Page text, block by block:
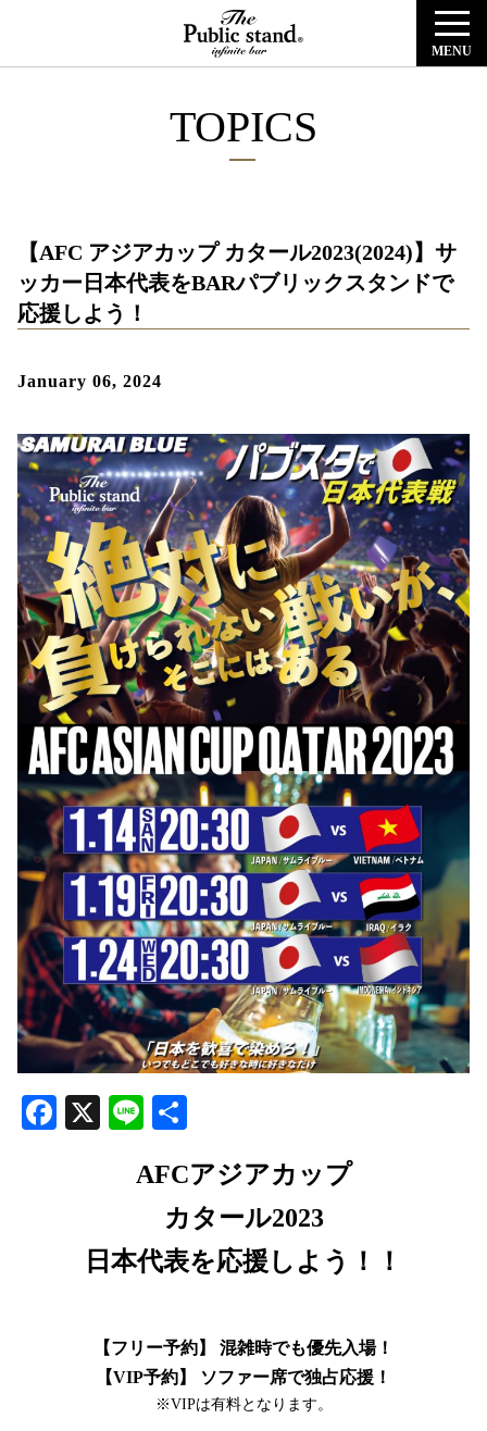
MENU
TOPICS
【AFC アジアカップ カタール2023(2024)】サ
ッカー日本代表をBARパブリックスタンドで
応援しよう！
January 06, 2024
Facebook
X Line
AFCアジアカップ
カタール2023
日本代表を応援しよう！！
【フリー予約】 混雑時でも優先入場！
【VIP予約】 ソファー席で独占応援！
※VIPは有料となります。